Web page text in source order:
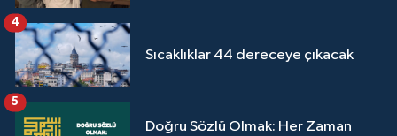
Sıcaklıklar 44 dereceye çıkacak
4
Doğru Sözlü Olmak: Her Zaman
5